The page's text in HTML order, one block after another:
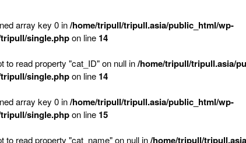
array key 0 in/home/tripull/tripull.asia/public_html/wp-
single.phpon line 14
to read property "cat_ID" on null in/home/tripull/tripull.asia/
single.phpon line 14
array key 0 in/home/tripull/tripull.asia/public_html/wp-
single.phpon line 15
to read property "cat_name" on null in/home/tripull/